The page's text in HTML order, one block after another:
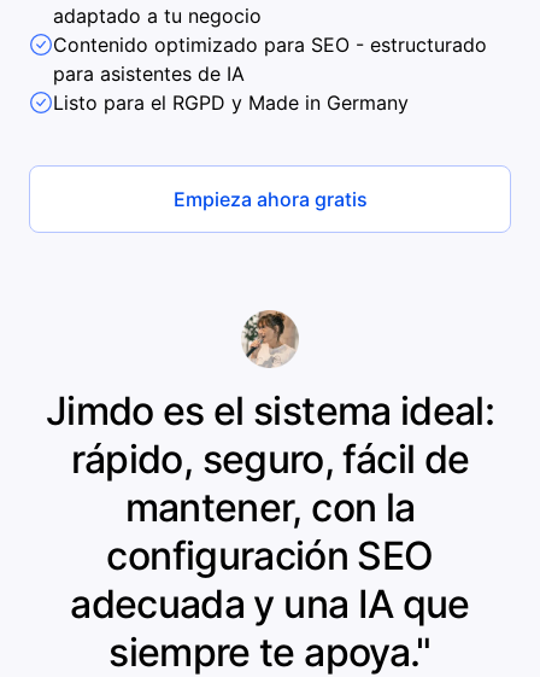
adaptado a tu negocio
Contenido optimizado para SEO - estructurado
para asistentes de IA
Listo para el RGPD y Made in Germany
Empieza ahora gratis
Jimdo es el sistema ideal:
rápido, seguro, fácil de
mantener, con la
configuración SEO
adecuada y una IA que
siempre te apoya."